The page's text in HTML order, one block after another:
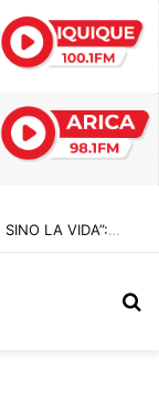
“NO VENIMOS A CELEBRAR LA MUERTE, SINO LA VIDA”: LA EMOTIVA ROMERÍA AL CEMENTERIO QUE MARCA EL CORAZÓN DE LA FIESTA DE SAN LORENZO